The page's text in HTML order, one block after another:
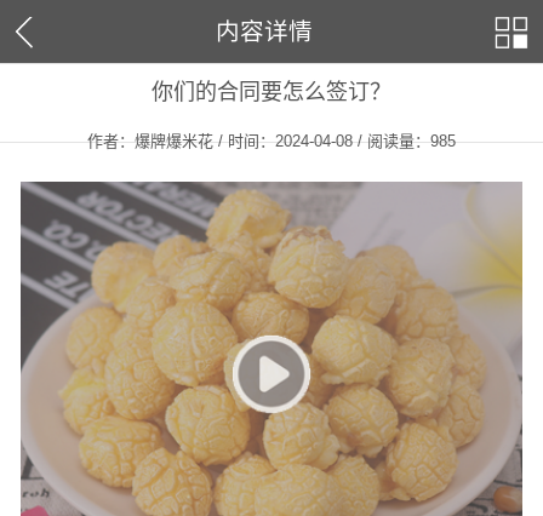
内容详情
你们的合同要怎么签订？
作者：爆牌爆米花 / 时间：2024-04-08 / 阅读量：985